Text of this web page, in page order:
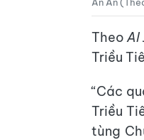
TheoAl
Triều
“Các
Triều
tùng